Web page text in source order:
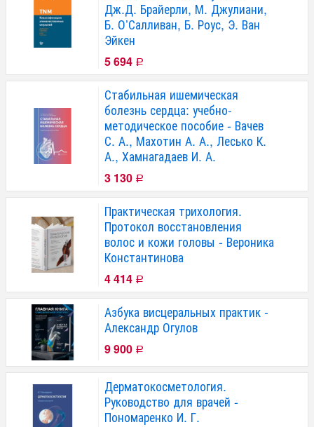
Дж.Д. Брайерли, М. Джулиани,
Б. О’Салливан, Б. Роус, Э. Ван
Эйкен
5 694 Р
Стабильная ишемическая
болезнь сердца: учебно-
методическое пособие - Вачев
С. А., Махотин А. А., Лесько К.
А., Хамнагадаев И. А.
3 130 Р
Практическая трихология.
Протокол восстановления
волос и кожи головы - Вероника
Константинова
4 414 Р
Азбука висцеральных практик -
Александр Огулов
9 900 Р
Дерматокосметология.
Руководство для врачей -
Пономаренко И. Г.